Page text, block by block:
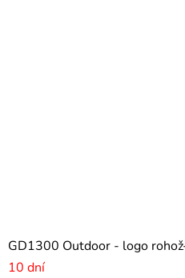
GD1300 Outdoor - logo
10 dní